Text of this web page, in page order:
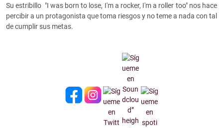
Su estribillo "I was born to lose, I'm a rocker, I'm a roller too" nos hace
percibir a un protagonista que toma riesgos y no teme a nada con tal
de cumplir sus metas.